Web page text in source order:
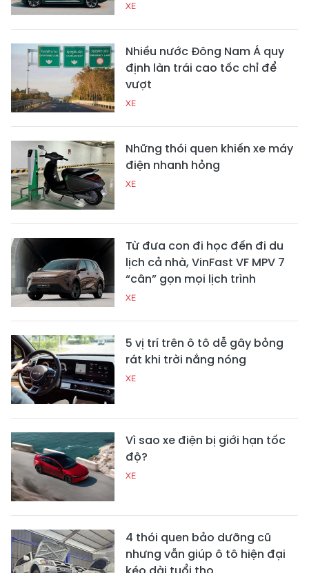
XE
Nhiều nước Đông Nam Á quy
định làn trái cao tốc chỉ để
vượt
XE
Những thói quen khiến xe máy
điện nhanh hỏng
XE
Từ đưa con đi học đến đi du
lịch cả nhà, VinFast VF MPV 7
“cân” gọn mọi lịch trình
XE
5 vị trí trên ô tô dễ gây bỏng
rát khi trời nắng nóng
XE
Vì sao xe điện bị giới hạn tốc
độ?
XE
4 thói quen bảo dưỡng cũ
nhưng vẫn giúp ô tô hiện đại